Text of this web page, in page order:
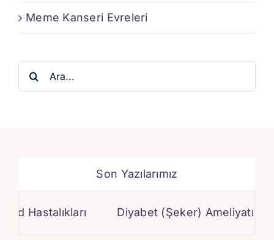
Meme Kanseri Evreleri
Ara:
Son Yazılarımız
Diyabet (Şeker) Ameliyatı